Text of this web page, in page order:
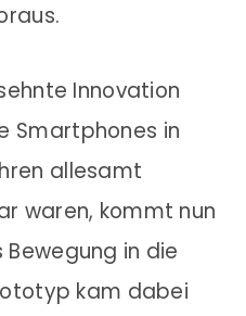
Innovation
Smartphones in
allesamt
waren, kommt nun
in die
kam dabei